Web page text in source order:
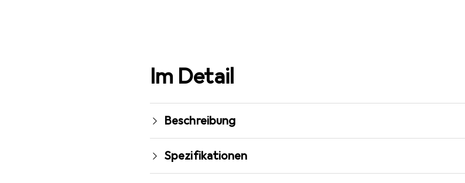
Im Detail
Beschreibung
Spezifikationen